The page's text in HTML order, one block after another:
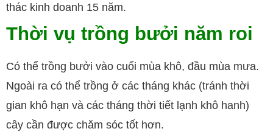
thác kinh doanh 15 năm.
Thời vụ trồng bưởi năm roi
Có thể trồng bưởi vào cuối mùa khô, đầu mùa mưa.
Ngoài ra có thể trồng ở các tháng khác (tránh thời
gian khô hạn và các tháng thời tiết lạnh khô hanh)
cây cần được chăm sóc tốt hơn.